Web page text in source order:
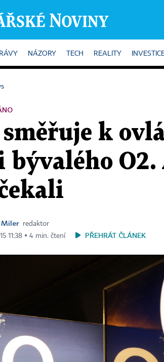
NÁZORY TECH REALITY
směřuje k
bývalého
redaktor
11:38 ▪ 4 min. čtení
PŘEHRÁT ČLÁNEK